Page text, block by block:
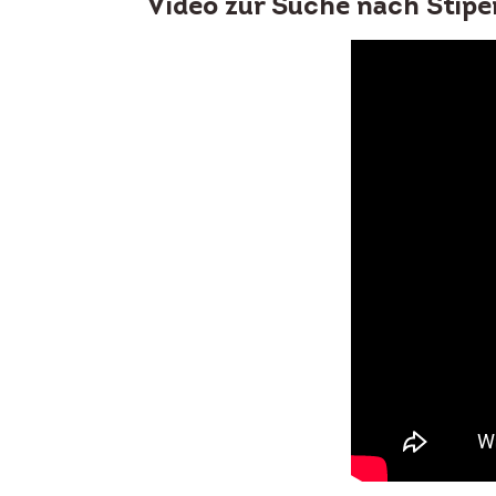
Video zur Suche nach